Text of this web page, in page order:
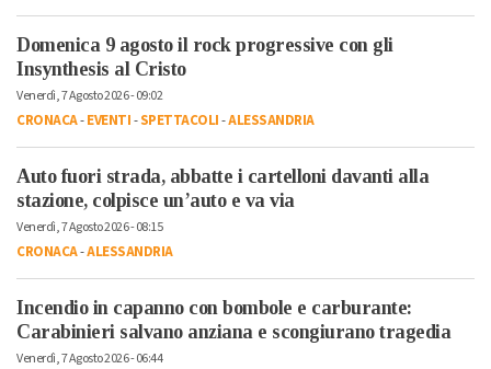
Domenica 9 agosto il rock progressive con gli
Insynthesis al Cristo
Venerdì, 7 Agosto 2026 - 09:02
CRONACA-EVENTI-SPETTACOLI-ALESSANDRIA
Auto fuori strada, abbatte i cartelloni davanti alla
stazione, colpisce un’auto e va via
Venerdì, 7 Agosto 2026 - 08:15
CRONACA-ALESSANDRIA
Incendio in capanno con bombole e carburante:
Carabinieri salvano anziana e scongiurano tragedia
Venerdì, 7 Agosto 2026 - 06:44